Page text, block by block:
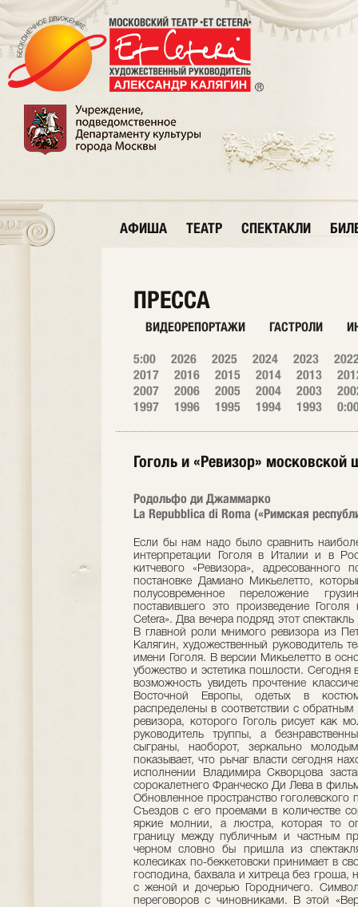
АФИША ТЕАТР СПЕКТАКЛИ
ПРЕССА
ВИДЕОРЕПОРТАЖИ ГАСТРОЛИ
5:00 2026 2025 2024 2023
2017
2016 2015 2014 2013
2007
2006 2005 2004 2003
1997
1996 1995 1994 1993
Гоголь и «Ревизор» московской
Родольфо ди Джаммарко
La Repubblica di Roma («Римская
Если бы нам надо было сравнить
интерпретации Гоголя в Италии и в
китчевого «Ревизора», адресованного
постановке Дамиано Микьелетто,
полусовременное переложение
поставившего это произведение
Cetera». Два вечера подряд этот
В главной роли мнимого ревизора из
Калягин, художественный руководитель
имени Гоголя. В версии Микьелетто в
убожество и эстетика пошлости. Сегодня
возможность увидеть прочтение
Восточной Европы, одетых в
распределены в соответствии с
ревизора, которого Гоголь рисует как
руководитель труппы, а
сыграны, наоборот, зеркально
показывает, что рычаг власти сегодня
исполнении Владимира Скворцова
сорокалетнего Франческо Ди Лева в
Обновленное пространство
Съездов с его проемами в количестве
яркие молнии, а люстра, которая то
границу между публичным и частным
черном словно бы пришла из
колесиках по-беккетовски принимает в
господина, бахвала и хитреца без
с женой и дочерью Городничего.
переговоров с чиновниками. В этой